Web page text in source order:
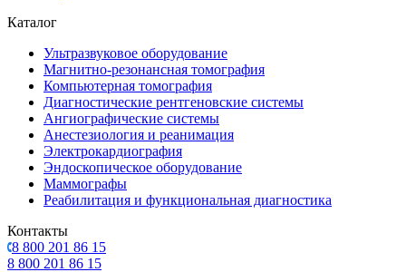
Каталог
Ультразвуковое оборудование
Магнитно-резонансная томография
Компьютерная томография
Диагностические рентгеновские системы
Ангиографические системы
Анестезиология и реанимация
Электрокардиография
Эндоскопическое оборудование
Маммографы
Реабилитация и функциональная диагностика
Контакты
8 800 201 86 15
8 800 201 86 15